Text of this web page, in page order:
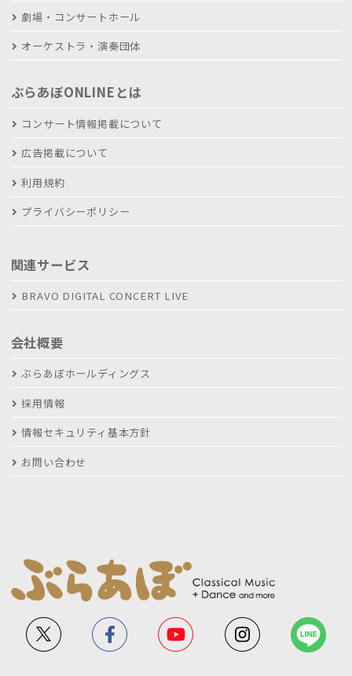
劇場・コンサートホール
オーケストラ・演奏団体
ぶらあぼONLINEとは
コンサート情報掲載について
広告掲載について
利用規約
プライバシーポリシー
関連サービス
BRAVO DIGITAL CONCERT LIVE
会社概要
ぶらあぼホールディングス
採用情報
情報セキュリティ基本方針
お問い合わせ